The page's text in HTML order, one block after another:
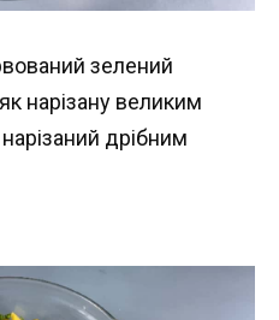
зелений
нарізану великим
дрібним